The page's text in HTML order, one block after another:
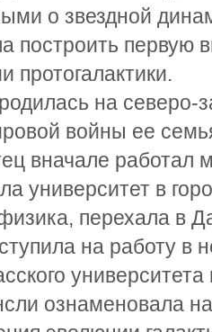
о звездной
построить
протогалактики.
на северо-
войны ее
вначале работал
университет в
перехала в
на работу в
ознаменовала